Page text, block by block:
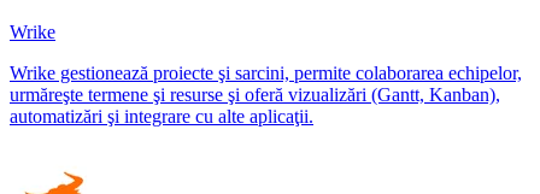
Wrike
Wrike gestionează proiecte şi sarcini, permite colaborarea echipelor,
urmăreşte termene şi resurse şi oferă vizualizări (Gantt, Kanban),
automatizări şi integrare cu alte aplicaţii.